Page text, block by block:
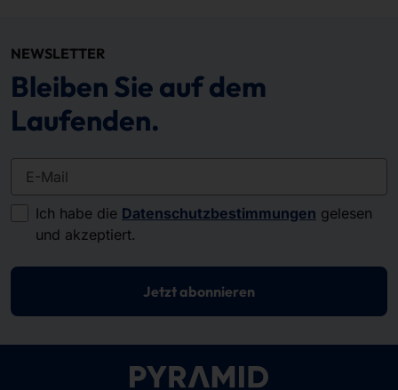
NEWSLETTER
Bleiben Sie auf dem
Laufenden.
E-Mail
Ich habe die Datenschutzbestimmungen gelesen
und akzeptiert.
Jetzt abonnieren